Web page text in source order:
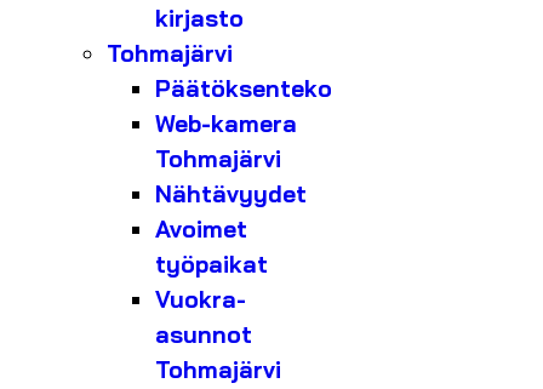
kirjasto
Tohmajärvi
Päätöksenteko
Web-kamera
Tohmajärvi
Nähtävyydet
Avoimet
työpaikat
Vuokra-
asunnot
Tohmajärvi